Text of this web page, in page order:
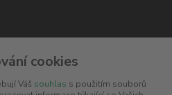
cookies
Váš souhlas s použitím souborů